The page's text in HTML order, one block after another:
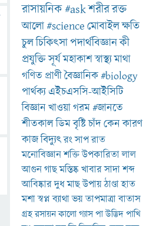
রাসায়নিক#askশরীররক্ত
আলো#scienceমোবাইলক্ষতি
চুলচিকিৎসাপদার্থবিজ্ঞানকী
প্রযুক্তিসূর্যমহাকাশস্বাস্থ্যমাথা
গণিত প্রাণীবৈজ্ঞানিক#biology
পার্থক্য এইচএসসি-আইসিটি
বিজ্ঞানখাওয়াগরম#জানতে
শীতকালডিমবৃষ্টিচাঁদকেনকারণ
কাজবিদ্যুৎরংসাপরাত
মনোবিজ্ঞানশক্তিউপকারিতালাল
আগুনগাছমস্তিষ্কখাবারসাদাশব্দ
আবিষ্কারদুধমাছউপায়ঠাণ্ডাহাত
মশাস্বপ্নব্যাথাভয়তাপমাত্রাবাতাস
গ্রহরসায়নকালোগ্যাসপাউদ্ভিদপাখি